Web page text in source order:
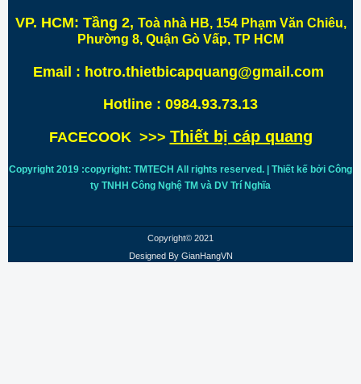
VP. HCM: Tầng 2, Toà nhà HB, 154 Phạm Văn Chiêu,
Phường 8, Quận Gò Vấp, TP HCM
Email : hotro.thietbicapquang@gmail.com
Hotline : 0984.93.73.13
FACECOOK >>> Thiết bị cáp quang
Copyright 2019 :copyright: TMTECH All rights reserved. | Thiết kế bởi Công
ty TNHH Công Nghệ TM và DV Trí Nghĩa
Copyright© 2021
Designed By GianHangVN